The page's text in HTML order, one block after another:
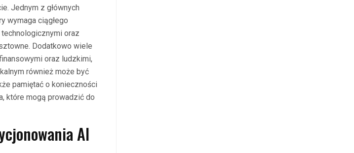
Jednym z głównych
wymaga ciągłego
oraz
Dodatkowo wiele
oraz ludzkimi,
również może być
pamiętać o konieczności
które mogą prowadzić do
AI